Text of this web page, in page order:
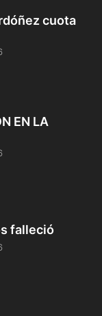
cuota
EN LA
falleció